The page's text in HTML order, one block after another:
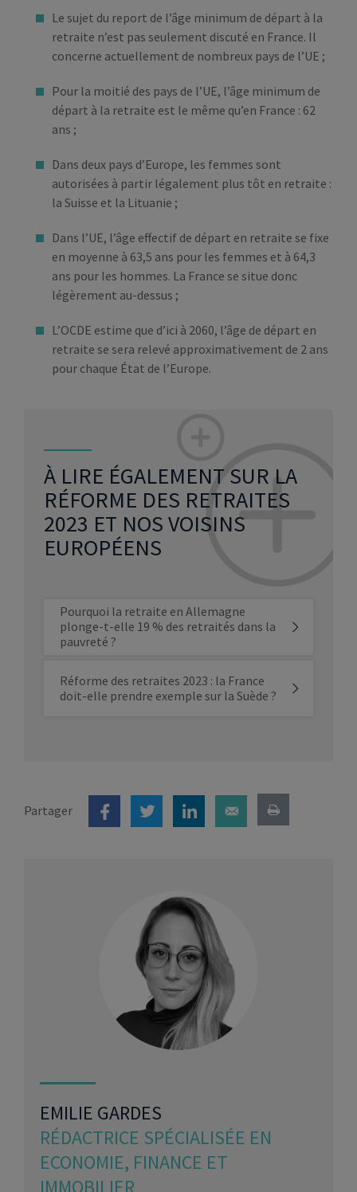
Le sujet du report de l’âge minimum de départ à la
retraite n’est pas seulement discuté en France. Il
concerne actuellement de nombreux pays de l’UE ;
Pour la moitié des pays de l’UE, l’âge minimum de
départ à la retraite est le même qu’en France : 62
ans ;
Dans deux pays d’Europe, les femmes sont
autorisées à partir légalement plus tôt en retraite :
la Suisse et la Lituanie ;
Dans l’UE, l’âge effectif de départ en retraite se fixe
en moyenne à 63,5 ans pour les femmes et à 64,3
ans pour les hommes. La France se situe donc
légèrement au-dessus ;
L’OCDE estime que d’ici à 2060, l’âge de départ en
retraite se sera relevé approximativement de 2 ans
pour chaque État de l’Europe.
À LIRE ÉGALEMENT SUR LA
RÉFORME DES RETRAITES
2023 ET NOS VOISINS
EUROPÉENS
Pourquoi la retraite en Allemagne
plonge-t-elle 19 % des retraités dans la
pauvreté ?
Réforme des retraites 2023 : la France
doit-elle prendre exemple sur la Suède ?
Partager
EMILIE GARDES
RÉDACTRICE SPÉCIALISÉE EN
ECONOMIE, FINANCE ET
IMMOBILIER